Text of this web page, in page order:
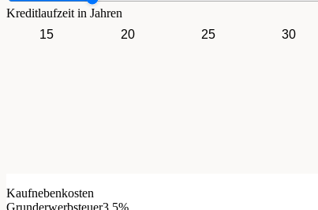
Kreditlaufzeit in Jahren
15
20 25 30
Kaufnebenkosten
Grunderwerbsteuer3.5%